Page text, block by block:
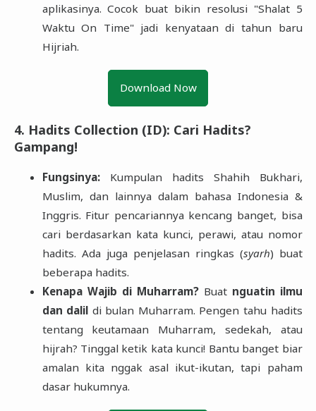
aplikasinya. Cocok buat bikin resolusi "Shalat 5
Waktu On Time" jadi kenyataan di tahun baru
Hijriah.
Download Now
4. Hadits Collection (ID): Cari Hadits?
Gampang!
Fungsinya:Kumpulan hadits Shahih Bukhari,
Muslim, dan lainnya dalam bahasa Indonesia &
Inggris. Fitur pencariannya kencang banget, bisa
cari berdasarkan kata kunci, perawi, atau nomor
hadits. Ada juga penjelasan ringkas (syarh) buat
beberapa hadits.
Kenapa Wajib di Muharram?Buat nguatin ilmu
dan dalil di bulan Muharram. Pengen tahu hadits
tentang keutamaan Muharram, sedekah, atau
hijrah? Tinggal ketik kata kunci! Bantu banget biar
amalan kita nggak asal ikut-ikutan, tapi paham
dasar hukumnya.